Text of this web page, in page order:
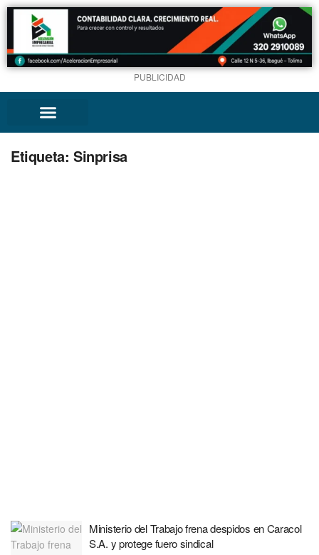
PUBLICIDAD
Etiqueta: Sinprisa
Ministerio del Trabajo frena despidos en Caracol
S.A. y protege fuero sindical